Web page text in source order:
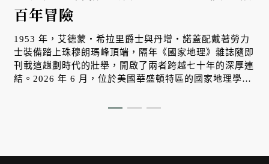
百年冒險
1953 年，艾德蒙・希拉里爵士與丹增・諾蓋配戴著勞力
士裝備踏上珠穆朗瑪峰頂端，隔年《國家地理》雜誌隨即
刊載這趟劃時代的壯舉，開啟了兩者跨越七十年的深厚連
結。2026 年 6 月，位於美國華盛頓特區的國家地理學會
始捐助機構與全新「探索博物館」的開幕夥伴，勞力士正